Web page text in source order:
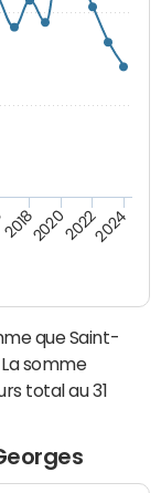
2018202020222024
que Saint-
somme
total au 31